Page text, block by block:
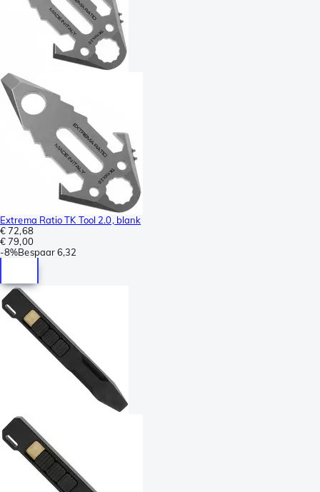
Extrema Ratio TK Tool 2.0, blank
€ 72,68
€ 79,00
-8%Bespaar6,32